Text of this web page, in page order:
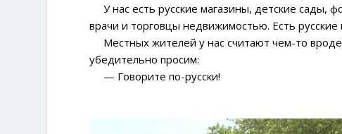
У нас есть русские магазины, детские сады,
врачи и торговцы недвижимостью. Есть
Местных жителей у нас считают чем-то вроде
убедительно просим:
— Говорите по-русски!